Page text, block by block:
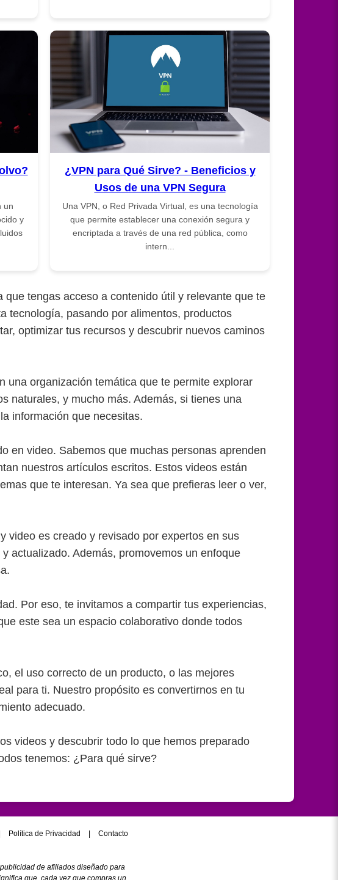
un
y
¿VPN para Qué Sirve? - Beneficios y
Usos de una VPN Segura
Una VPN, o Red Privada Virtual, es una tecnología
que permite establecer una conexión segura y
encriptada a través de una red pública, como
intern...
tengas acceso a contenido útil y relevante que te
tecnología, pasando por alimentos, productos
optimizar tus recursos y descubrir nuevos caminos
una organización temática que te permite explorar
naturales, y mucho más. Además, si tienes una
información que necesitas.
en video. Sabemos que muchas personas aprenden
nuestros artículos escritos. Estos videos están
que te interesan. Ya sea que prefieras leer o ver,
video es creado y revisado por expertos en sus
actualizado. Además, promovemos un enfoque
Por eso, te invitamos a compartir tus experiencias,
este sea un espacio colaborativo donde todos
el uso correcto de un producto, o las mejores
para ti. Nuestro propósito es convertirnos en tu
adecuado.
videos y descubrir todo lo que hemos preparado
tenemos: ¿Para qué sirve?
Política de Privacidad Contacto
de afiliados diseñado para
que, cada vez que compras un